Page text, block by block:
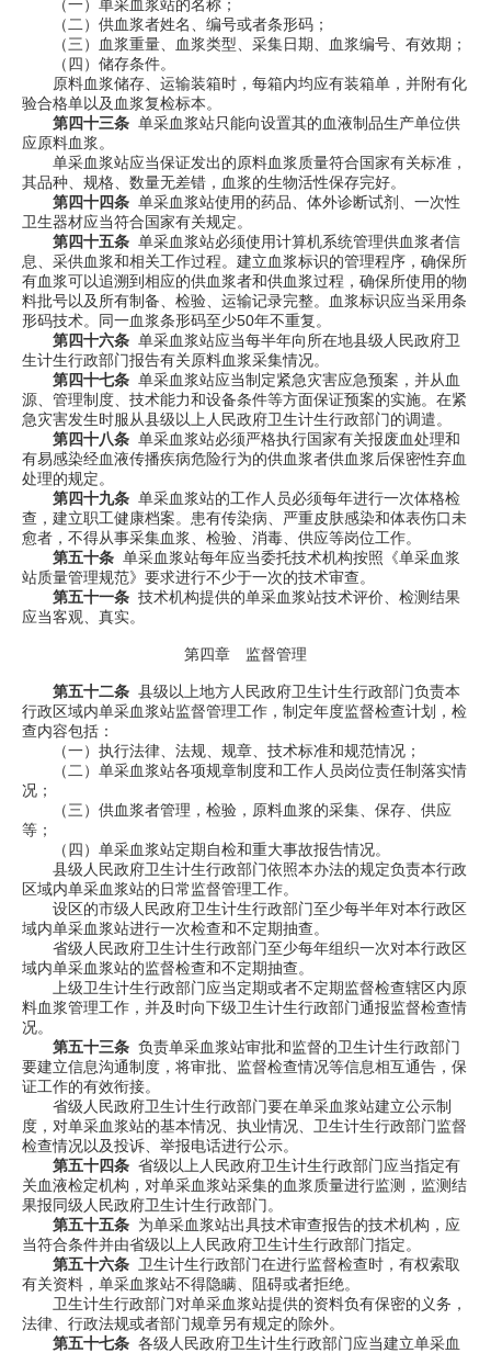
（一）单采血浆站的名称；
（二）供血浆者姓名、编号或者条形码；
（三）血浆重量、血浆类型、采集日期、血浆编号、有效期；
（四）储存条件。
原料血浆储存、运输装箱时，每箱内均应有装箱单，并附有化
验合格单以及血浆复检标本。
第四十三条 单采血浆站只能向设置其的血液制品生产单位供
应原料血浆。
单采血浆站应当保证发出的原料血浆质量符合国家有关标准，
其品种、规格、数量无差错，血浆的生物活性保存完好。
第四十四条 单采血浆站使用的药品、体外诊断试剂、一次性
卫生器材应当符合国家有关规定。
第四十五条 单采血浆站必须使用计算机系统管理供血浆者信
息、采供血浆和相关工作过程。建立血浆标识的管理程序，确保所
有血浆可以追溯到相应的供血浆者和供血浆过程，确保所使用的物
料批号以及所有制备、检验、运输记录完整。血浆标识应当采用条
形码技术。同一血浆条形码至少50年不重复。
第四十六条 单采血浆站应当每半年向所在地县级人民政府卫
生计生行政部门报告有关原料血浆采集情况。
第四十七条 单采血浆站应当制定紧急灾害应急预案，并从血
源、管理制度、技术能力和设备条件等方面保证预案的实施。在紧
急灾害发生时服从县级以上人民政府卫生计生行政部门的调遣。
第四十八条 单采血浆站必须严格执行国家有关报废血处理和
有易感染经血液传播疾病危险行为的供血浆者供血浆后保密性弃血
处理的规定。
第四十九条 单采血浆站的工作人员必须每年进行一次体格检
查，建立职工健康档案。患有传染病、严重皮肤感染和体表伤口未
愈者，不得从事采集血浆、检验、消毒、供应等岗位工作。
第五十条 单采血浆站每年应当委托技术机构按照《单采血浆
站质量管理规范》要求进行不少于一次的技术审查。
第五十一条 技术机构提供的单采血浆站技术评价、检测结果
应当客观、真实。
第四章 监督管理
第五十二条 县级以上地方人民政府卫生计生行政部门负责本
行政区域内单采血浆站监督管理工作，制定年度监督检查计划，检
查内容包括：
（一）执行法律、法规、规章、技术标准和规范情况；
（二）单采血浆站各项规章制度和工作人员岗位责任制落实情
况；
（三）供血浆者管理，检验，原料血浆的采集、保存、供应
等；
（四）单采血浆站定期自检和重大事故报告情况。
县级人民政府卫生计生行政部门依照本办法的规定负责本行政
区域内单采血浆站的日常监督管理工作。
设区的市级人民政府卫生计生行政部门至少每半年对本行政区
域内单采血浆站进行一次检查和不定期抽查。
省级人民政府卫生计生行政部门至少每年组织一次对本行政区
域内单采血浆站的监督检查和不定期抽查。
上级卫生计生行政部门应当定期或者不定期监督检查辖区内原
料血浆管理工作，并及时向下级卫生计生行政部门通报监督检查情
况。
第五十三条 负责单采血浆站审批和监督的卫生计生行政部门
要建立信息沟通制度，将审批、监督检查情况等信息相互通告，保
证工作的有效衔接。
省级人民政府卫生计生行政部门要在单采血浆站建立公示制
度，对单采血浆站的基本情况、执业情况、卫生计生行政部门监督
检查情况以及投诉、举报电话进行公示。
第五十四条 省级以上人民政府卫生计生行政部门应当指定有
关血液检定机构，对单采血浆站采集的血浆质量进行监测，监测结
果报同级人民政府卫生计生行政部门。
第五十五条 为单采血浆站出具技术审查报告的技术机构，应
当符合条件并由省级以上人民政府卫生计生行政部门指定。
第五十六条 卫生计生行政部门在进行监督检查时，有权索取
有关资料，单采血浆站不得隐瞒、阻碍或者拒绝。
卫生计生行政部门对单采血浆站提供的资料负有保密的义务，
法律、行政法规或者部门规章另有规定的除外。
第五十七条 各级人民政府卫生计生行政部门应当建立单采血